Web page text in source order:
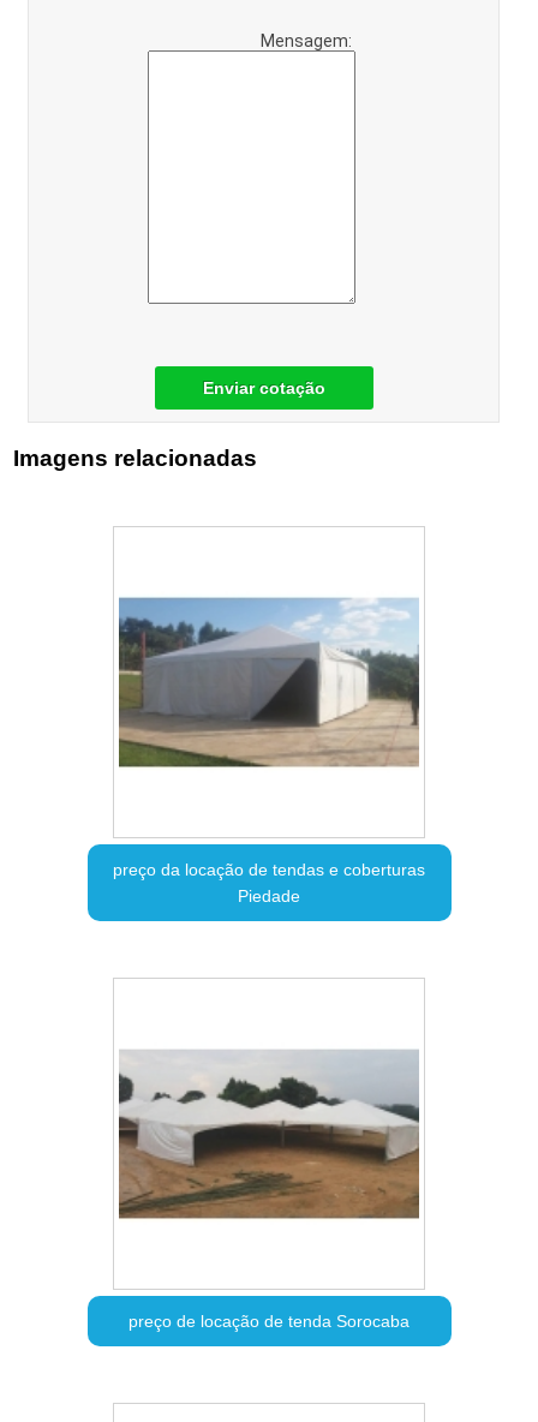
Mensagem:
Enviar cotação
Imagens relacionadas
preço da locação de tendas e coberturas
Piedade
preço de locação de tenda Sorocaba